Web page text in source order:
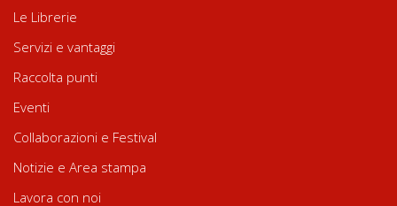
Le Librerie
Servizi e vantaggi
Raccolta punti
Eventi
Collaborazioni e Festival
Notizie e Area stampa
Lavora con noi